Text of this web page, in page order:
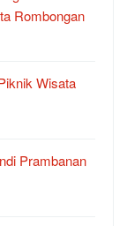
Rombongan
Wisata
Prambanan